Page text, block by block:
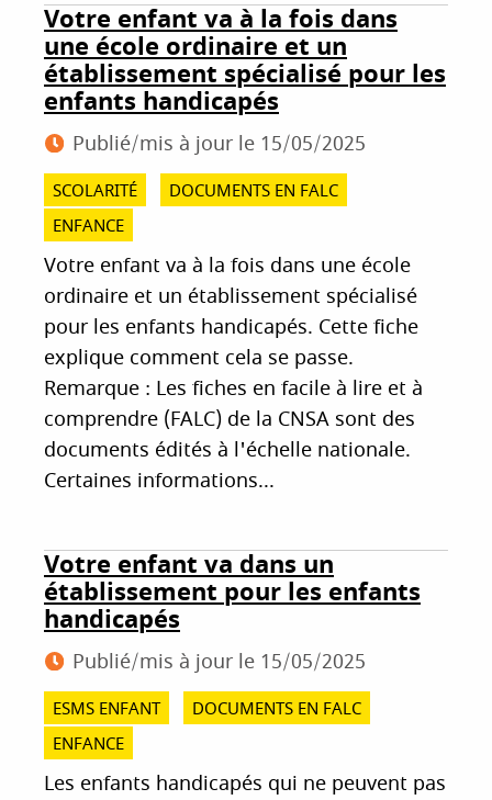
Votre enfant va à la fois dans
une école ordinaire et un
établissement spécialisé pour les
enfants handicapés
Publié/mis à jour le 15/05/2025
SCOLARITÉ
DOCUMENTS EN FALC
ENFANCE
Votre enfant va à la fois dans une école
ordinaire et un établissement spécialisé
pour les enfants handicapés. Cette fiche
explique comment cela se passe.
Remarque : Les fiches en facile à lire et à
comprendre (FALC) de la CNSA sont des
documents édités à l'échelle nationale.
Certaines informations...
Votre enfant va dans un
établissement pour les enfants
handicapés
Publié/mis à jour le 15/05/2025
ESMS ENFANT
DOCUMENTS EN FALC
ENFANCE
Les enfants handicapés qui ne peuvent pas